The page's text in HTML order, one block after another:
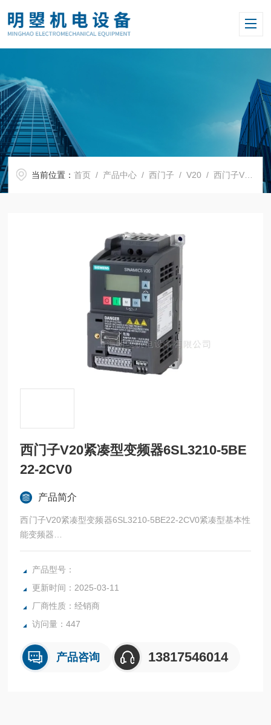
当前位置：首页 / 产品中心 /西门子 /V20 / 西门子V20紧凑型变频器6SL3210-5BE22-2CV0
西门子V20紧凑型变频器6SL3210-5BE
22-2CV0
产品简介
西门子V20紧凑型变频器6SL3210-5BE22-2CV0紧凑型基本性
能变频器
紧凑型 SINAMICS V20 是适合简单调速的变频器。其特点是
调试时间短，易于操作，具有节能功能。9 种规格，功率范围
产品型号：
更新时间：2025-03-11
厂商性质：经销商
访问量：447
产品咨询 13817546014